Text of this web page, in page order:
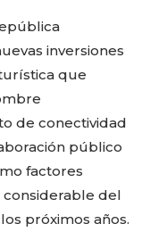
inversiones
que
de conectividad
público
factores
del
próximos años.